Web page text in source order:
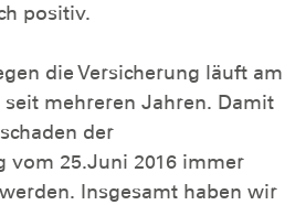
positiv.
die Versicherung läuft am
mehreren Jahren. Damit
der
vom 25.Juni 2016 immer
Insgesamt haben wir